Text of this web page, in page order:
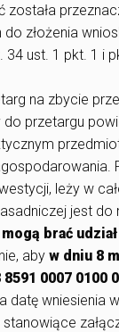
została
do złożenia
34 ust. 1 pkt. 1 i
na zbycie
do przetargu
leży w
jest do
brać
aby w dniu 8
8591 0007 0100
datę wniesienia